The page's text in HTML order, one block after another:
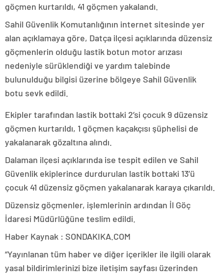
göçmen kurtarıldı, 41 göçmen yakalandı.
Sahil Güvenlik Komutanlığının internet sitesinde yer
alan açıklamaya göre, Datça ilçesi açıklarında düzensiz
göçmenlerin olduğu lastik botun motor arızası
nedeniyle sürüklendiği ve yardım talebinde
bulunulduğu bilgisi üzerine bölgeye Sahil Güvenlik
botu sevk edildi.
Ekipler tarafından lastik bottaki 2’si çocuk 9 düzensiz
göçmen kurtarıldı, 1 göçmen kaçakçısı şüphelisi de
yakalanarak gözaltına alındı.
Dalaman ilçesi açıklarında ise tespit edilen ve Sahil
Güvenlik ekiplerince durdurulan lastik bottaki 13’ü
çocuk 41 düzensiz göçmen yakalanarak karaya çıkarıldı.
Düzensiz göçmenler, işlemlerinin ardından İl Göç
İdaresi Müdürlüğüne teslim edildi.
Haber Kaynak : SONDAKIKA.COM
“Yayınlanan tüm haber ve diğer içerikler ile ilgili olarak
yasal bildirimlerinizi bize iletişim sayfası üzerinden